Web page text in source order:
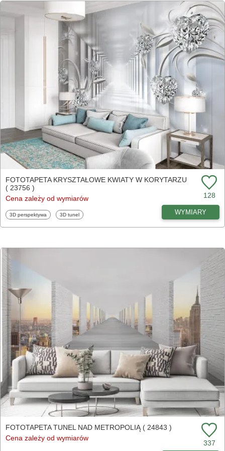
FOTOTAPETA KRYSZTAŁOWE KWIATY W KORYTARZU
( 23756 )
Cena zależy od wymiarów
128
Fototapety
3D perspektywa Fototapety
3D tunel WYMIARY
FOTOTAPETA TUNEL NAD METROPOLIĄ ( 24843 )
Cena zależy od wymiarów
337